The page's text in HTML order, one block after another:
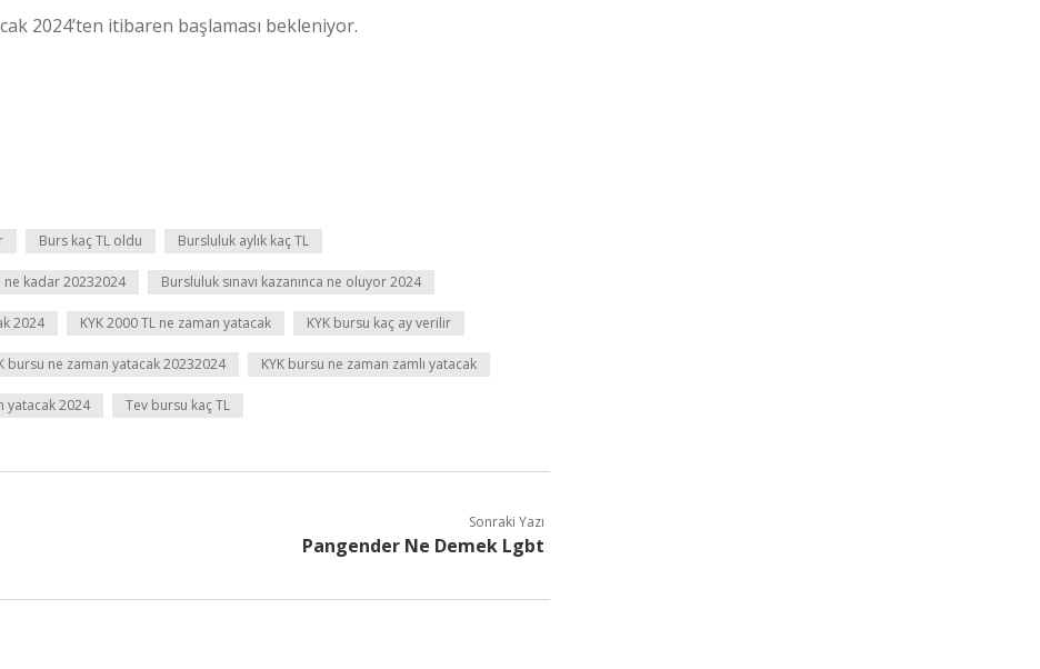
2024’ten itibaren başlaması bekleniyor.
Burs kaç TL oldu Bursluluk aylık kaç TL
ne kadar 20232024 Bursluluk sınavı kazanınca ne oluyor 2024
2024 KYK 2000 TL ne zaman yatacak KYK bursu kaç ay verilir
bursu ne zaman yatacak 20232024 KYK bursu ne zaman zamlı yatacak
yatacak 2024 Tev bursu kaç TL
Sonraki Yazı
Pangender Ne Demek Lgbt